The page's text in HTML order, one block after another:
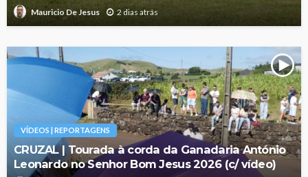
Mauricio De Jesus 2 dias atrás
VÍDEOS | REPORTAGENS
CRUZAL | Tourada à corda da Ganadaria António
Leonardo no Senhor Bom Jesus 2026 (c/ vídeo)